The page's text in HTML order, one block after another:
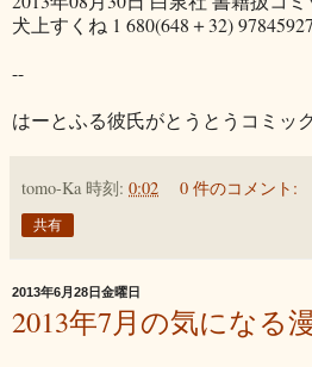
犬上すくね 1 680(648＋32)
--
はーとふる彼氏がとうとうコミ
tomo-Ka 時刻: 0:02 0 件のコメント:
共有
2013年6月28日金曜日
2013年7月の気になる